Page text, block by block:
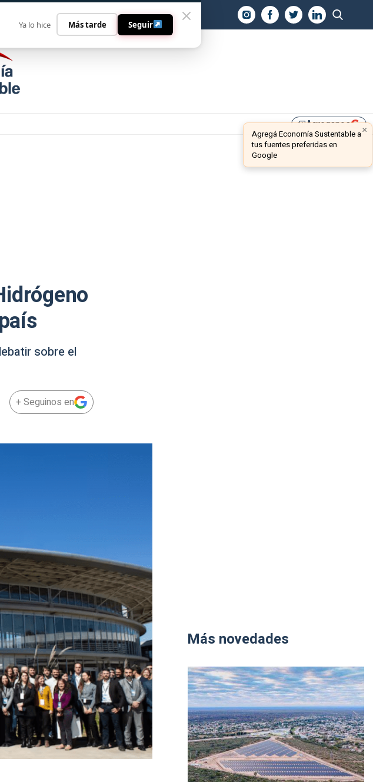
CONTACTO
library_addAgreganos ×
Agregá Economía Sustentable a
tus fuentes preferidas en
Google
sobre el
+ Seguinos en
Más novedades
Ya lo hice Más tarde Seguir